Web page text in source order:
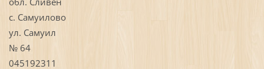
с. Самуилово
ул. Самуил
№ 64
045192311